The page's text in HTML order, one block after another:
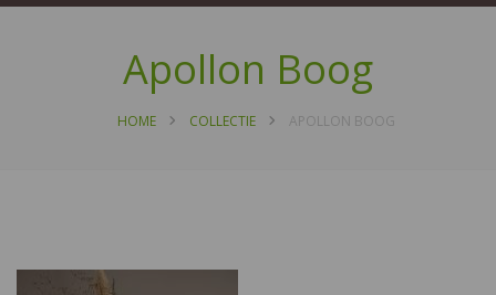
Apollon Boog
HOME COLLECTIE APOLLON BOOG